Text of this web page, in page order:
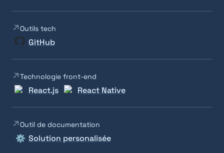
Outils tech
GitHub
Technologie front-end
React.js React Native
Outil de documentation
⚙️ Solution personalisée